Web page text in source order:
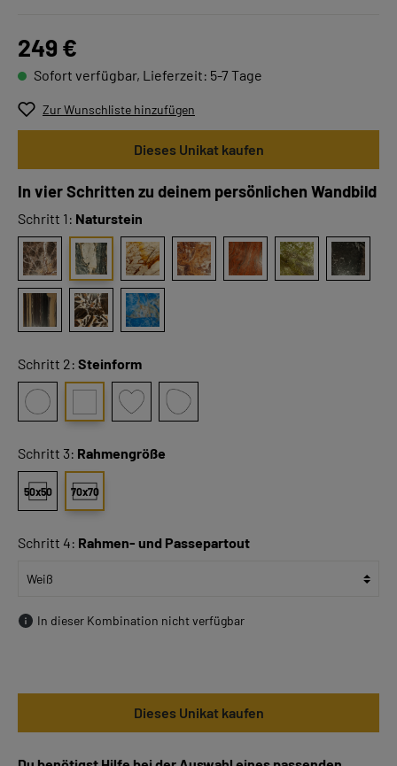
249 €
Sofort verfügbar, Lieferzeit: 5-7 Tage
Zur Wunschliste hinzufügen
Dieses Unikat kaufen
In vier Schritten zu deinem persönlichen Wandbild
Schritt 1: Naturstein
Schritt 2: Steinform
Schritt 3: Rahmengröße
50x50 70x70
Schritt 4: Rahmen- und Passepartout
In dieser Kombination nicht verfügbar
Dieses Unikat kaufen